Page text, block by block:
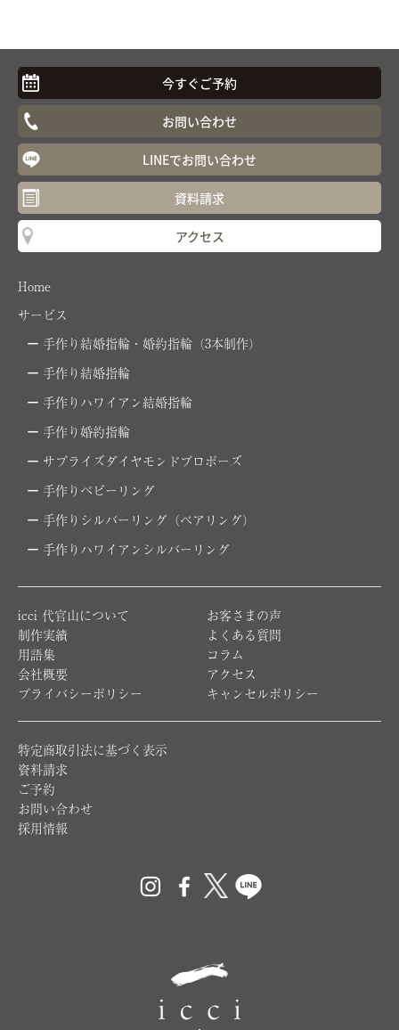
今すぐご予約
お問い合わせ
LINEでお問い合わせ
資料請求
アクセス
Home
サービス
手作り結婚指輪・婚約指輪（3本制作）
手作り結婚指輪
手作りハワイアン結婚指輪
手作り婚約指輪
サプライズダイヤモンドプロポーズ
手作りベビーリング
手作りシルバーリング（ペアリング）
手作りハワイアンシルバーリング
icci 代官山について
お客さまの声
制作実績
よくある質問
用語集
コラム
会社概要
アクセス
プライバシーポリシー
キャンセルポリシー
特定商取引法に基づく表示
資料請求
ご予約
お問い合わせ
採用情報